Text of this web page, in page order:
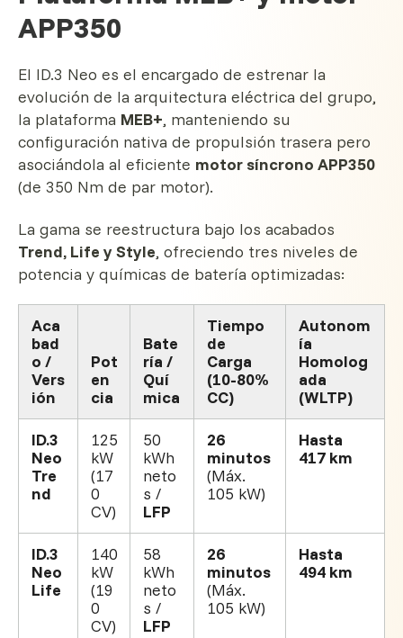
APP350
El ID.3 Neo es el encargado de estrenar la
evolución de la arquitectura eléctrica del grupo,
la plataforma MEB+, manteniendo su
configuración nativa de propulsión trasera pero
asociándola al eficiente motor síncrono APP350
(de 350 Nm de par motor).
La gama se reestructura bajo los acabados
Trend, Life y Style, ofreciendo tres niveles de
potencia y químicas de batería optimizadas:
Aca
bad
o /
Vers
ión
Pot
en
cia
Bate
ría /
Quí
mica
Tiempo
de
Carga
(10-80%
CC)
Autonom
ía
Homolog
ada
(WLTP)
ID.3
Neo
Tre
nd
125
kW
(17
0
CV)
50
kWh
neto
s /
LFP
26
minutos
(Máx.
105 kW)
Hasta
417 km
ID.3
Neo
Life
140
kW
(19
0
CV)
58
kWh
neto
s /
LFP
26
minutos
(Máx.
105 kW)
Hasta
494 km